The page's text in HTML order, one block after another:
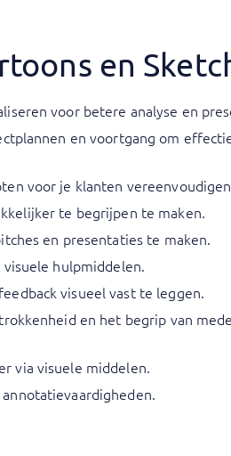
en
voor betere analyse en
en voortgang om
voor je klanten
te begrijpen te maken.
en presentaties te maken.
hulpmiddelen.
visueel vast te leggen.
en het begrip van
via visuele middelen.